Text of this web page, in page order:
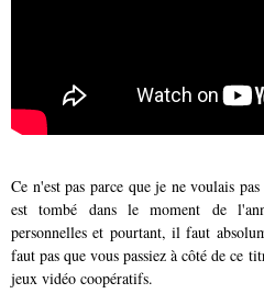
Ce n'est pas parce que je ne voulais
est tombé dans le moment de
personnelles et pourtant, il faut
faut pas que vous passiez à côté de ce
jeux vidéo coopératifs.